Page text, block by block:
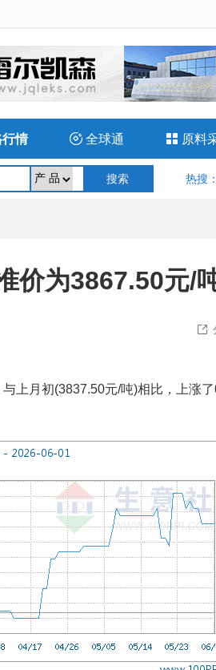
情  全球通  原料
热搜 ：
价为3867.50元/

上月初(3837.50元/吨)相比，上涨了